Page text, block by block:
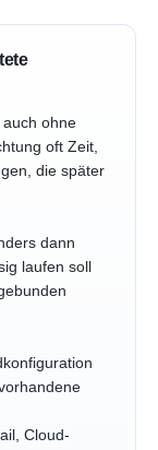
ohne
oft Zeit,
die später
dann
laufen soll
Cloud-